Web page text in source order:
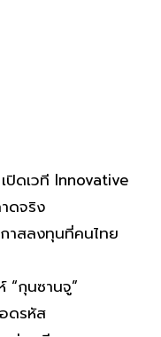
ปิดเวที Innovative
ดจริง
าสลงทุนที่คนไทย
“กุนซานจู”
ดรหัส